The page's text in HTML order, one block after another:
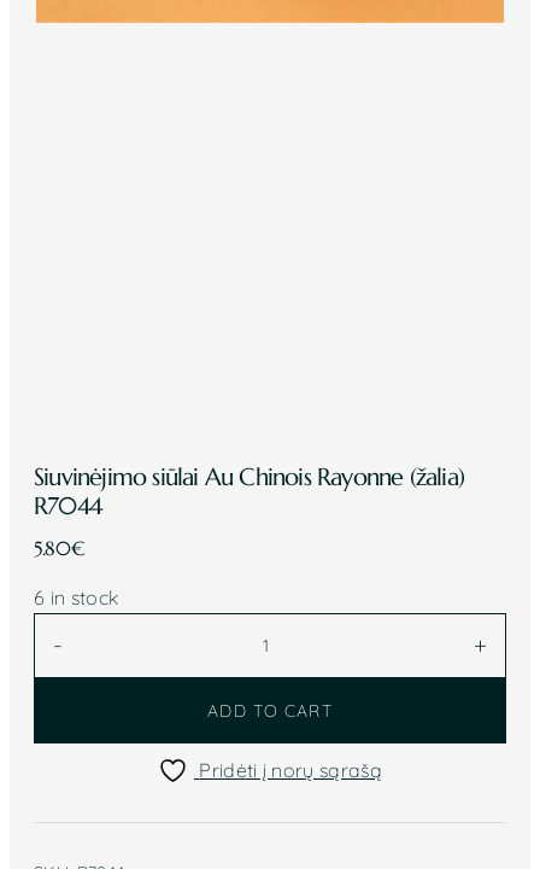
Siuvinėjimo siūlai Au Chinois Rayonne (žalia)
R7044
5.80€
6 in stock
Rayonne
- +
ADD TO CART
Pridėti į norų sąrašą